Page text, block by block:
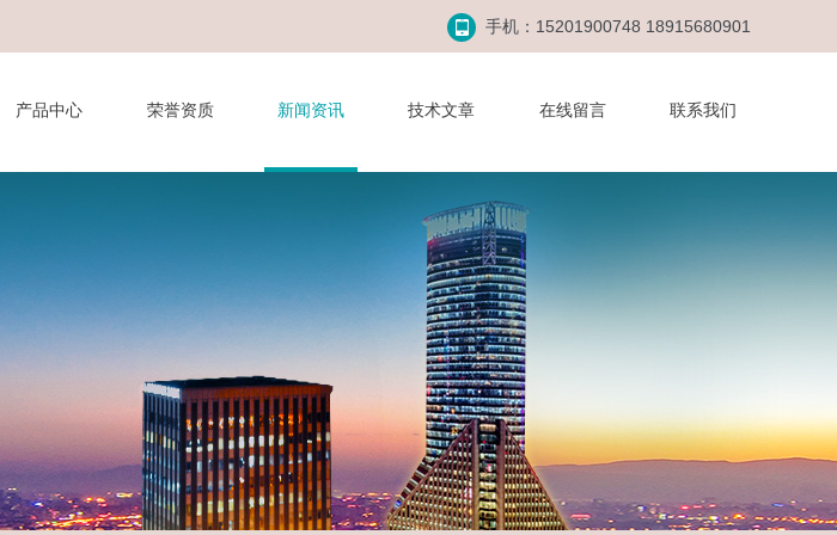
手机：15201900748 18915680901
产品中心 荣誉资质 新闻资讯 技术文章 在线留言 联系我们